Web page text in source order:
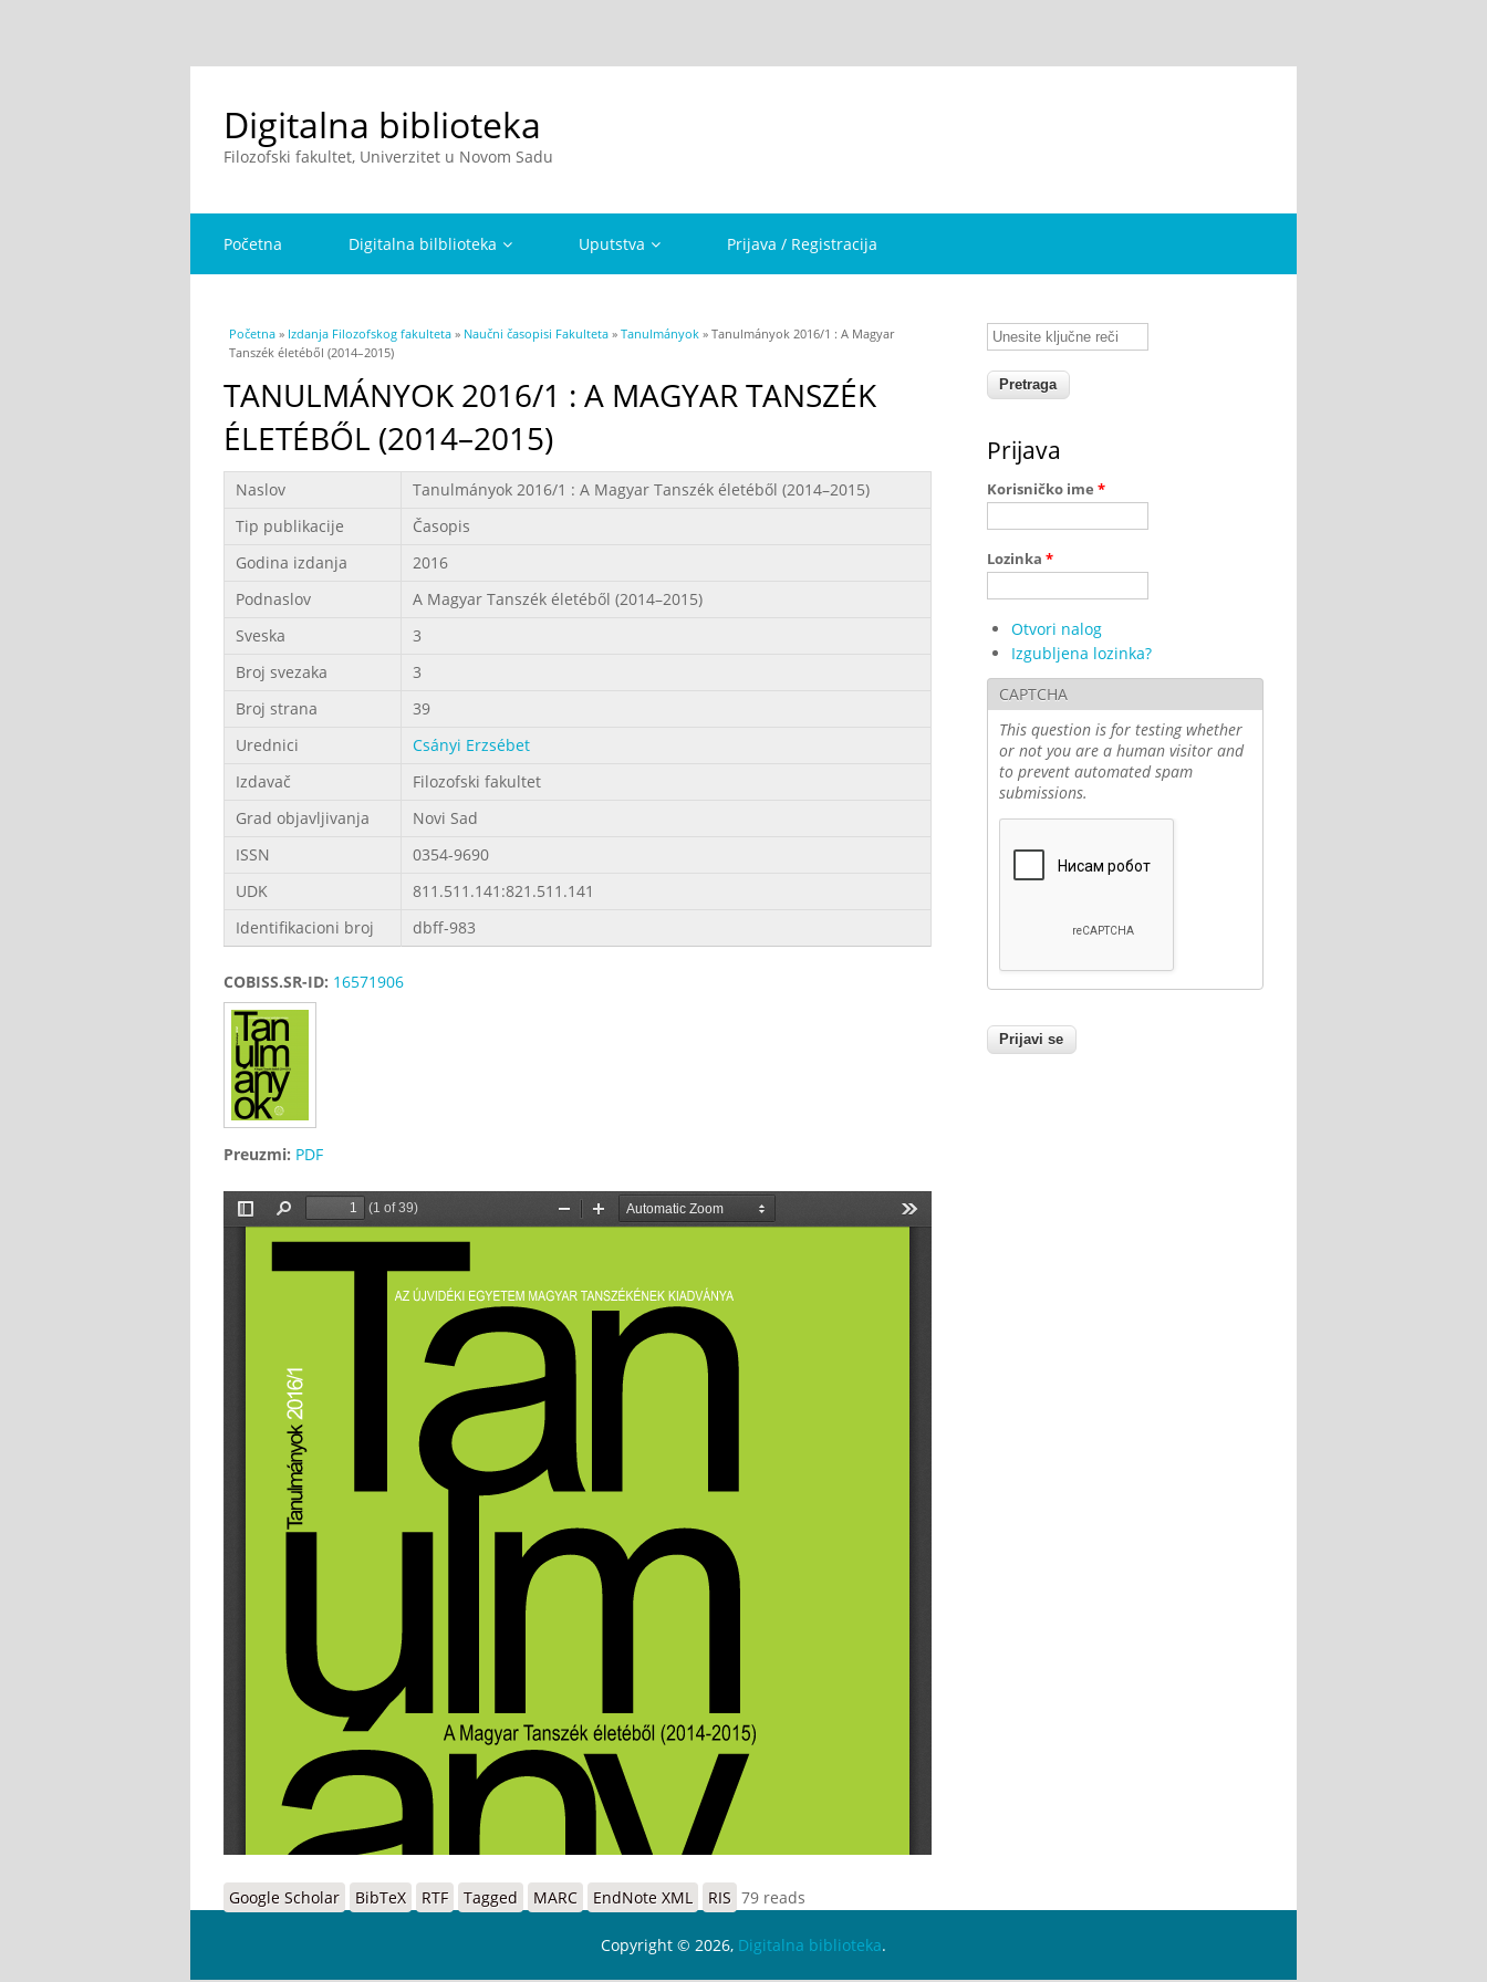
Digitalna biblioteka
Filozofski fakultet, Univerzitet u Novom Sadu
Početna Digitalna bilblioteka Uputstva Prijava / Registracija
You are here
Početna » Izdanja Filozofskog fakulteta » Naučni časopisi Fakulteta » Tanulmányok » Tanulmányok 2016/1 : A Magyar
Tanszék életéből (2014–2015)
TANULMÁNYOK 2016/1 : A MAGYAR TANSZÉK
ÉLETÉBŐL (2014–2015)
Podaci
Naslov
Tanulmányok 2016/1 : A Magyar Tanszék életéből (2014–2015)
Tip publikacije
Časopis
Godina izdanja
2016
Podnaslov
A Magyar Tanszék életéből (2014–2015)
Sveska
3
Broj svezaka
3
Broj strana
39
Urednici
Csányi Erzsébet
Izdavač
Filozofski fakultet
Grad objavljivanja
Novi Sad
ISSN
0354-9690
UDK
811.511.141:821.511.141
Identifikacioni broj
dbff-983
COBISS.SR-ID: 16571906
Preuzmi: PDF
Google Scholar BibTeX RTF Tagged MARC EndNote XML RIS 79 reads
Unesite ključne reči
Prijava
Korisničko ime *
Lozinka *
Otvori nalog
Izgubljena lozinka?
CAPTCHA
This question is for testing whether
or not you are a human visitor and
to prevent automated spam
submissions.
Copyright © 2026, Digitalna biblioteka.